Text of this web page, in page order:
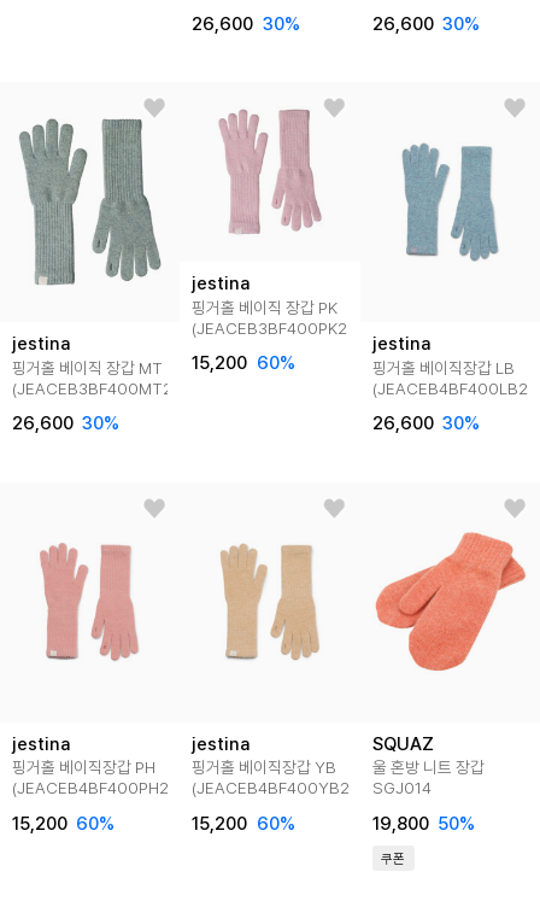
26,600 30% 26,600 30%
jestina
핑거홀 베이직 장갑 MT
(JEACEB3BF400MT260)
26,600 30%
jestina
핑거홀 베이직 장갑 PK
(JEACEB3BF400PK260)
15,200 60%
jestina
핑거홀 베이직장갑 LB
26,600 30%
jestina
핑거홀 베이직장갑 PH
(JEACEB4BF400PH260)
15,200 60%
jestina
핑거홀 베이직장갑 YB
(JEACEB4BF400YB260)
15,200 60%
SQUAZ
울 혼방 니트 장갑
SGJ014
19,800 50%
쿠폰